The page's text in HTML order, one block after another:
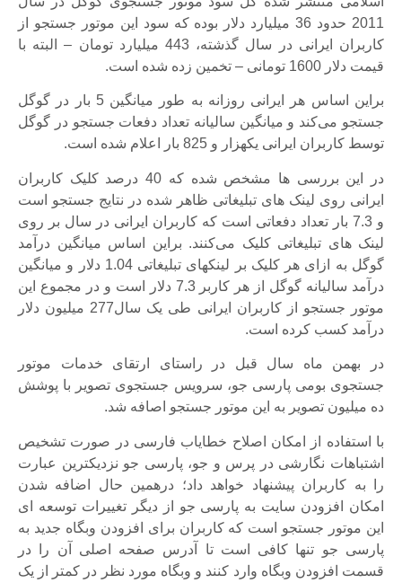
2011 حدود 36 میلیارد دلار بوده که سود این موتور جستجو از
کاربران ایرانی در سال گذشته، 443 میلیارد تومان – البته با
قیمت دلار 1600 تومانی – تخمین زده شده است.
براین اساس هر ایرانی روزانه به طور میانگین 5 بار در گوگل
جستجو می‌کند و میانگین سالیانه تعداد دفعات جستجو در گوگل
توسط کاربران ایرانی یکهزار و 825 بار اعلام شده است.
در این بررسی ها مشخص شده که 40 درصد کلیک کاربران
ایرانی روی لینک های تبلیغاتی ظاهر شده در نتایج جستجو است
و 7.3 بار تعداد دفعاتی است که کاربران ایرانی در سال بر روی
لینک های تبلیغاتی کلیک می‌کنند. براین اساس میانگین درآمد
گوگل به ازای هر کلیک بر لینکهای تبلیغاتی 1.04 دلار و میانگین
درآمد سالیانه گوگل از هر کاربر 7.3 دلار است و در مجموع این
موتور جستجو از کاربران ایرانی طی یک سال277 میلیون دلار
درآمد کسب کرده است.
در بهمن ماه سال قبل در راستای ارتقای خدمات موتور
جستجوی بومی پارسی جو، سرویس جستجوی تصویر با پوشش
ده میلیون تصویر به این موتور جستجو اصافه شد.
با استفاده از امکان اصلاح خطایاب فارسی در صورت تشخیص
اشتباهات نگارشی در پرس و جو، پارسی جو نزدیکترین عبارت
را به کاربران پیشنهاد خواهد داد؛ درهمین حال اضافه شدن
امکان افزودن سایت به پارسی جو از دیگر تغییرات توسعه ای
این موتور جستجو است که کاربران برای افزودن وبگاه جدید به
پارسی جو تنها کافی است تا آدرس صفحه اصلی آن را در
قسمت افزودن وبگاه وارد کنند و وبگاه مورد نظر در کمتر از یک